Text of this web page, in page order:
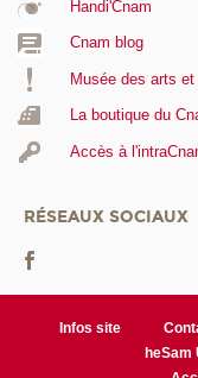
Handi'Cnam
Cnam blog
Musée des arts et
La boutique du
Accès à
RÉSEAUX SOCIAUX
Infos site
heSam